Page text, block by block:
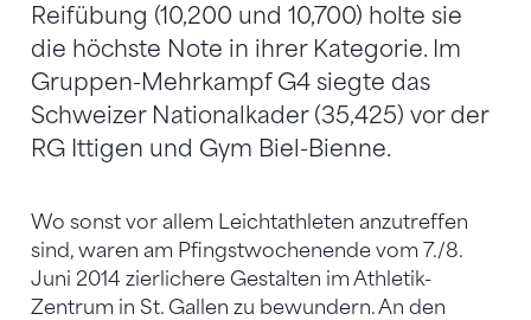
Reifübung (10,200 und 10,700) holte sie
die höchste Note in ihrer Kategorie. Im
Gruppen-Mehrkampf G4 siegte das
Schweizer Nationalkader (35,425) vor der
RG Ittigen und Gym Biel-Bienne.
Wo sonst vor allem Leichtathleten anzutreffen
sind, waren am Pfingstwochenende vom 7./8.
Juni 2014 zierlichere Gestalten im Athletik-
Zentrum in St. Gallen zu bewundern. An den